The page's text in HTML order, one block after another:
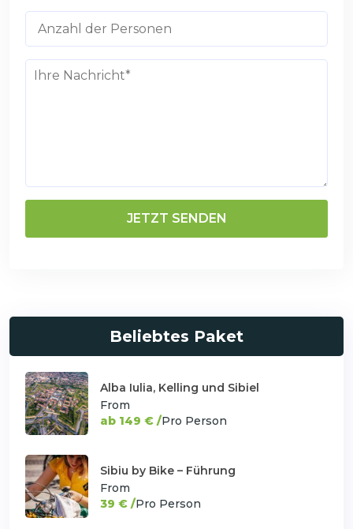
Beliebtes Paket
Alba Iulia, Kelling und Sibiel
From
ab 149 € /Pro Person
Sibiu by Bike – Führung
From
39 € /Pro Person